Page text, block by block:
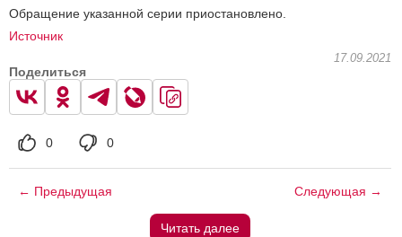
Обращение указанной серии приостановлено.
Источник
17.09.2021
Поделиться
0 0
← Предыдущая Следующая →
Читать далее